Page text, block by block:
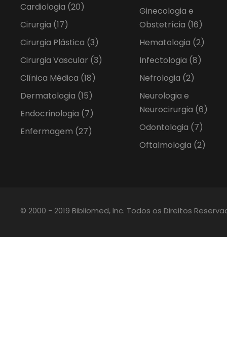
Cardiologia (20)
Cirurgia (17)
Cirurgia Plástica (3)
Cirurgia Vascular (3)
Clínica Médica (18)
Dermatologia (15)
Endocrinologia (7)
Enfermagem (27)
Ginecologia e
Obstetrícia (16)
Hematologia (2)
Infectologia (8)
Nefrologia (2)
Neurologia e
Neurocirurgia (6)
Odontologia (7)
Oftalmologia (2)
© 2000 - 2019 Bibliomed, Inc. Todos os Direitos